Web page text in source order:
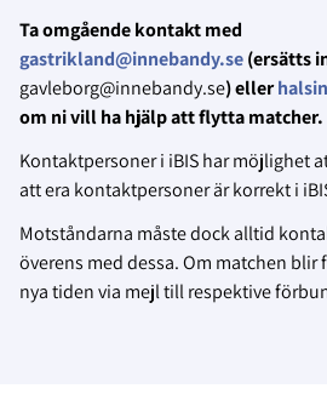
Ta omgående kontakt med
gastrikland@innebandy.se(ersätts
gavleborg@innebandy.se) eller
om ni vill ha hjälp att flytta matcher.
Kontaktpersoner i iBIS har möjlighet
att era kontaktpersoner är korrekt i
Motståndarna måste dock alltid
överens med dessa. Om matchen
nya tiden via mejl till respektive